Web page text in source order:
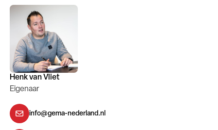
Henk van Vliet
Eigenaar
info@gema-nederland.nl